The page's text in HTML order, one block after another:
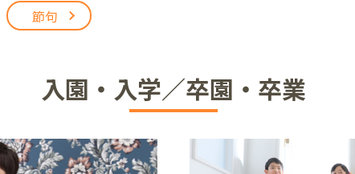
節句
入園・入学／卒園・卒業